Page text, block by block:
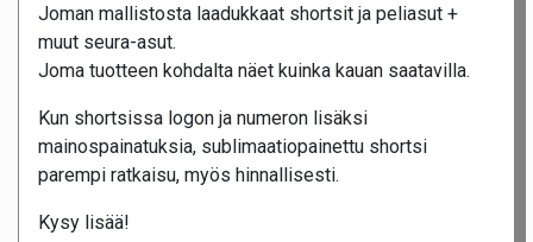
Joman mallistosta laadukkaat shortsit ja peliasut +
muut seura-asut.
Joma tuotteen kohdalta näet kuinka kauan saatavilla.
Kun shortsissa logon ja numeron lisäksi
mainospainatuksia, sublimaatiopainettu shortsi
parempi ratkaisu, myös hinnallisesti.
Kysy lisää!